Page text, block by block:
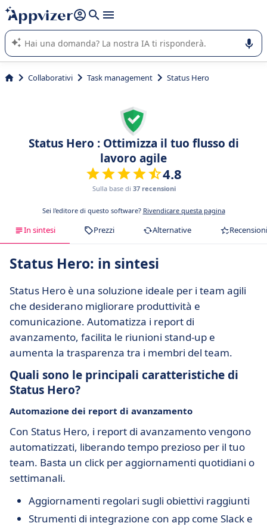
righe con
shift + enter
L'IA di Appvizer vi guida nell'utilizzo o nella scelta di un
software SaaS per la vostra azienda.
Collaborativi Task management Status Hero
Status Hero : Ottimizza il tuo flusso di
lavoro agile
4.8
Sulla base di 37 recensioni
Sei l'editore di questo software? Rivendicare questa pagina
In sintesi Prezzi Alternative Recensioni
Status Hero: in sintesi
Status Hero è una soluzione ideale per i team agili
che desiderano migliorare produttività e
comunicazione. Automatizza i report di
avanzamento, facilita le riunioni stand-up e
aumenta la trasparenza tra i membri del team.
Quali sono le principali caratteristiche di
Status Hero?
Automazione dei report di avanzamento
Con Status Hero, i report di avanzamento vengono
automatizzati, liberando tempo prezioso per il tuo
team. Basta un click per aggiornamenti quotidiani o
settimanali.
Aggiornamenti regolari sugli obiettivi raggiunti
Strumenti di integrazione con app come Slack e